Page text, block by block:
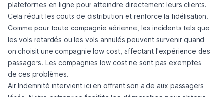
plateformes en ligne pour atteindre directement leurs clients.
Cela réduit les coûts de distribution et renforce la fidélisation.
Comme pour toute compagnie aérienne, les incidents tels que
les vols retardés ou les vols annulés peuvent survenir quand
on choisit une compagnie low cost, affectant l'expérience des
passagers. Les compagnies low cost ne sont pas exemptes
de ces problèmes.
Air Indemnité intervient ici en offrant son aide aux passagers